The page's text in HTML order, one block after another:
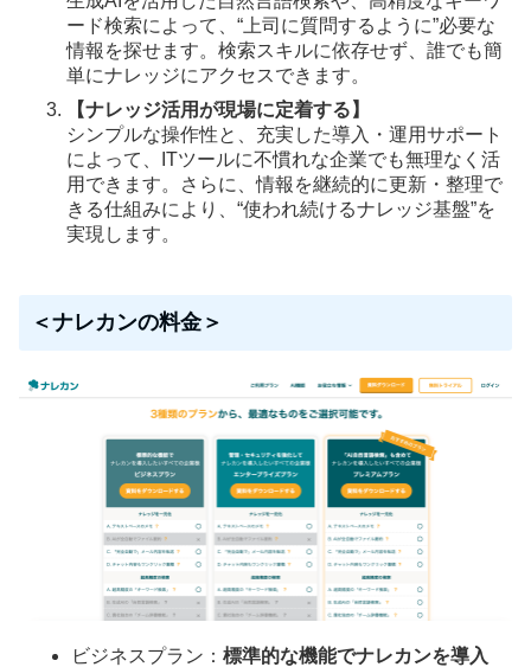
ード検索によって、“上司に質問するように”必要な
情報を探せます。検索スキルに依存せず、誰でも簡
単にナレッジにアクセスできます。
【ナレッジ活用が現場に定着する】
シンプルな操作性と、充実した導入・運用サポート
によって、ITツールに不慣れな企業でも無理なく活
用できます。さらに、情報を継続的に更新・整理で
きる仕組みにより、“使われ続けるナレッジ基盤”を
実現します。
＜ナレカンの料金＞
ビジネスプラン： 標準的な機能でナレカンを導入